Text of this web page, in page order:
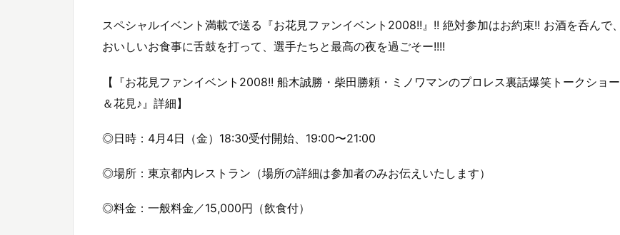
スペシャルイベント満載で送る『お花見ファンイベント2008!!』!! 絶対参加はお約束!! お酒を呑んで、
おいしいお食事に舌鼓を打って、選手たちと最高の夜を過ごそー!!!!
【『お花見ファンイベント2008!! 船木誠勝・柴田勝頼・ミノワマンのプロレス裏話爆笑トークショー
＆花見♪』詳細】
◎日時：4月4日（金）18:30受付開始、19:00〜21:00
◎場所：東京都内レストラン（場所の詳細は参加者のみお伝えいたします）
◎料金：一般料金／15,000円（飲食付）